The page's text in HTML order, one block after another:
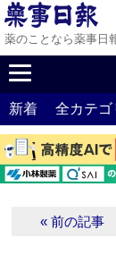
薬のことなら薬事日
新着 全カテゴ
« 前の記事